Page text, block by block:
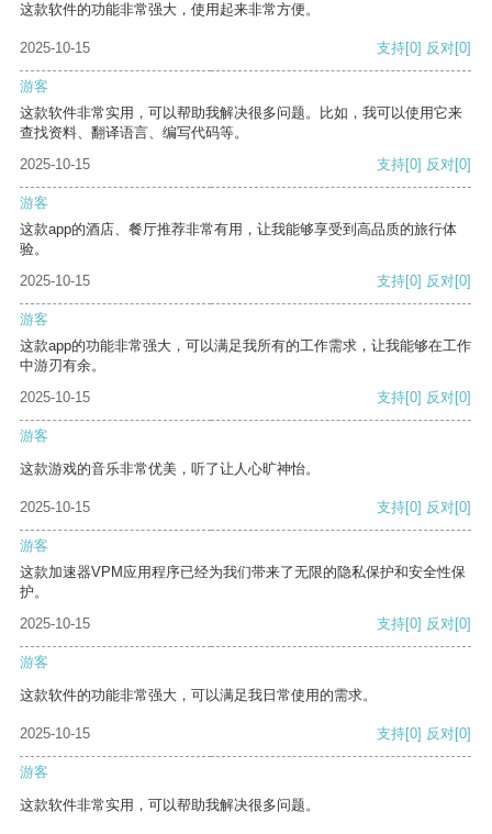
这款软件的功能非常强大，使用起来非常方便。
2025-10-15 支持[0] 反对[0]
游客
这款软件非常实用，可以帮助我解决很多问题。比如，我可以使用它来
查找资料、翻译语言、编写代码等。
2025-10-15
支持[0] 反对[0]
游客
这款app的酒店、餐厅推荐非常有用，让我能够享受到高品质的旅行体
验。
2025-10-15
支持[0] 反对[0]
游客
这款app的功能非常强大，可以满足我所有的工作需求，让我能够在工作
中游刃有余。
2025-10-15
支持[0] 反对[0]
游客
这款游戏的音乐非常优美，听了让人心旷神怡。
2025-10-15 支持[0] 反对[0]
游客
这款加速器VPM应用程序已经为我们带来了无限的隐私保护和安全性保
护。
2025-10-15
支持[0] 反对[0]
游客
这款软件的功能非常强大，可以满足我日常使用的需求。
2025-10-15 支持[0] 反对[0]
游客
这款软件非常实用，可以帮助我解决很多问题。